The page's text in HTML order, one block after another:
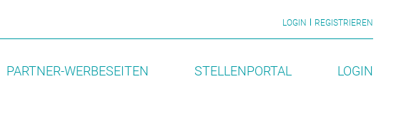
LOGIN REGISTRIEREN
PARTNER-WERBESEITEN STELLENPORTAL LOGIN